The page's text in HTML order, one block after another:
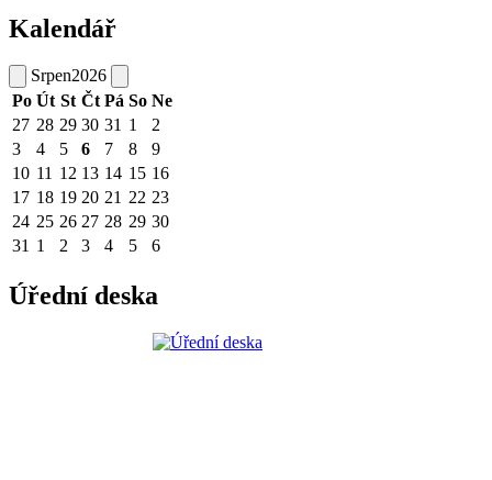
Kalendář
Srpen2026
Po Út St Čt Pá So Ne
27 28 29 30 31 1
2
3
4 5 6 7 8
9
10 11 12 13 14 15 16
17 18 19 20 21 22 23
24 25 26 27 28 29 30
31 1 2 3 4 5 6
Úřední deska